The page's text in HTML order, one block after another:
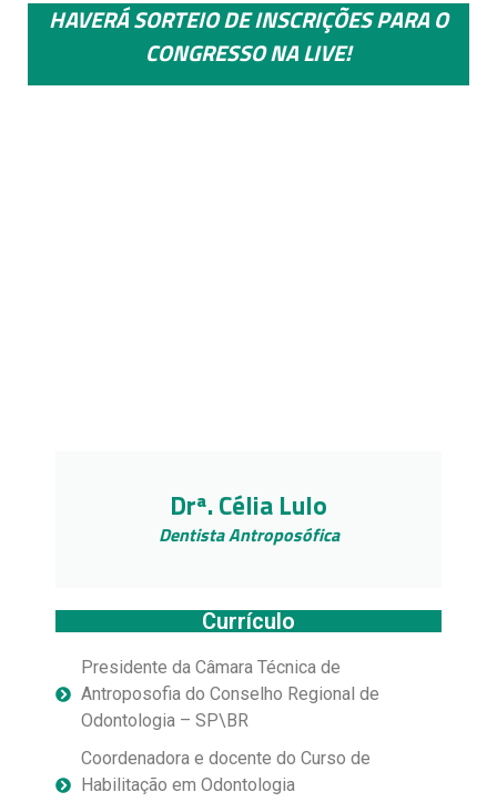
HAVERÁ SORTEIO DE INSCRIÇÕES PARA O
CONGRESSO NA LIVE!
Drª. Célia Lulo
Dentista Antroposófica
Currículo
Presidente da Câmara Técnica de
Antroposofia do Conselho Regional de
Odontologia – SP\BR
Coordenadora e docente do Curso de
Habilitação em Odontologia